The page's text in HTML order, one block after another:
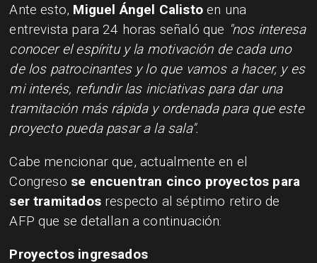
Ante esto, Miguel Ángel Calistoen una
entrevista para 24 horas señaló que "nos interesa
conocer el espíritu y la motivación de cada uno
de los patrocinantes y lo que vamos a hacer, y es
mi interés, refundir las iniciativas para dar una
tramitación más rápida y ordenada para que este
proyecto pueda pasar a la sala".
Cabe mencionar que, actualmente en el
Congreso se encuentran cinco proyectos para
ser tramitadosrespecto al séptimo retiro de
AFP que se detallan a continuación:
Proyectos ingresados